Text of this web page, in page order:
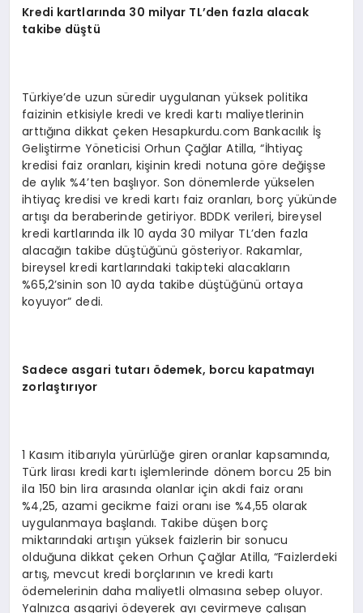
Kredi kartlarında 30 milyar TL’den fazla alacak
takibe düştü
Türkiye’de uzun süredir uygulanan yüksek politika
faizinin etkisiyle kredi ve kredi kartı maliyetlerinin
arttığına dikkat çeken Hesapkurdu.com Bankacılık İş
Geliştirme Yöneticisi Orhun Çağlar Atilla, “İhtiyaç
kredisi faiz oranları, kişinin kredi notuna göre değişse
de aylık %4’ten başlıyor. Son dönemlerde yükselen
ihtiyaç kredisi ve kredi kartı faiz oranları, borç yükünde
artışı da beraberinde getiriyor. BDDK verileri, bireysel
kredi kartlarında ilk 10 ayda 30 milyar TL’den fazla
alacağın takibe düştüğünü gösteriyor. Rakamlar,
bireysel kredi kartlarındaki takipteki alacakların
%65,2’sinin son 10 ayda takibe düştüğünü ortaya
koyuyor” dedi.
Sadece asgari tutarı ödemek, borcu kapatmayı
zorlaştırıyor
1 Kasım itibarıyla yürürlüğe giren oranlar kapsamında,
Türk lirası kredi kartı işlemlerinde dönem borcu 25 bin
ila 150 bin lira arasında olanlar için akdi faiz oranı
%4,25, azami gecikme faizi oranı ise %4,55 olarak
uygulanmaya başlandı. Takibe düşen borç
miktarındaki artışın yüksek faizlerin bir sonucu
olduğuna dikkat çeken Orhun Çağlar Atilla, “Faizlerdeki
artış, mevcut kredi borçlarının ve kredi kartı
ödemelerinin daha maliyetli olmasına sebep oluyor.
Yalnızca asgariyi ödeyerek ayı çevirmeye çalışan